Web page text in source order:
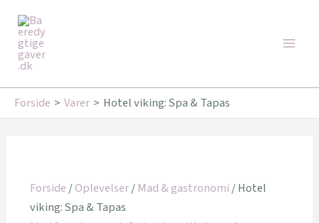
indholdet
Forside Varer Hotel viking: Spa & Tapas
Forside/Oplevelser/Mad & gastronomi/ Hotel
viking: Spa & Tapas